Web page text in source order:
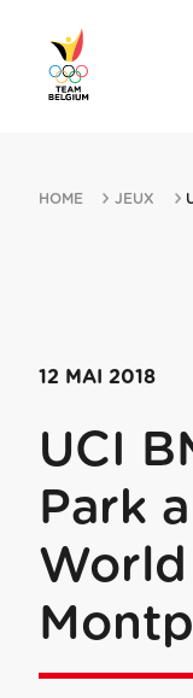
HOME JEUX
12 MAI 2018
UCI
Park